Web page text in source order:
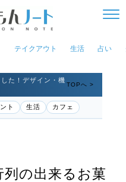
テイクアウト 生活 占い
た！デザイン・機
TOPへ >
ト 生活 カフェ
列の出来るお菓